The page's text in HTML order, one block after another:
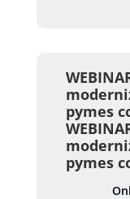
pymes
pymes